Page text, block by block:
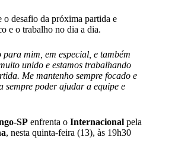
o desafio da próxima partida e
e o trabalho no dia a dia.
mim, em especial, e também
unido e estamos trabalhando
Me mantenho sempre focado e
sempre poder ajudar a equipe e
SP enfrenta o Internacional pela
, nesta quinta-feira (13), às 19h30